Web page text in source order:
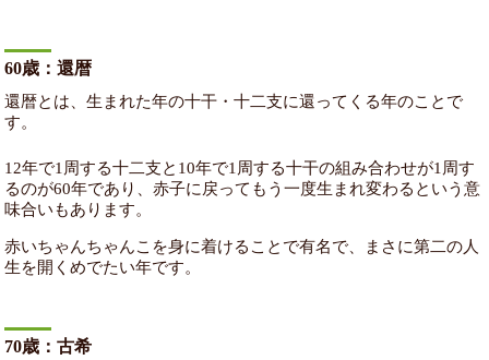
60歳：還暦
還暦とは、生まれた年の十干・十二支に還ってくる年のことで
す。
12年で1周する十二支と10年で1周する十干の組み合わせが1周す
るのが60年であり、赤子に戻ってもう一度生まれ変わるという意
味合いもあります。
赤いちゃんちゃんこを身に着けることで有名で、まさに第二の人
生を開くめでたい年です。
70歳：古希